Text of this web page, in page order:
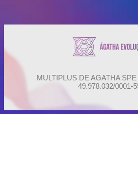
MULTIPLUS DE AGATHA
49.978.032/0001-